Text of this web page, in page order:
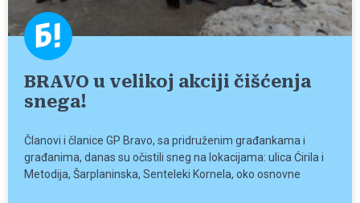
BRAVO u velikoj akciji čišćenja
snega!
Članovi i članice GP Bravo, sa pridruženim građankama i
građanima, danas su očistili sneg na lokacijama: ulica Ćirila i
Metodija, Šarplaninska, Senteleki Kornela, oko osnovne